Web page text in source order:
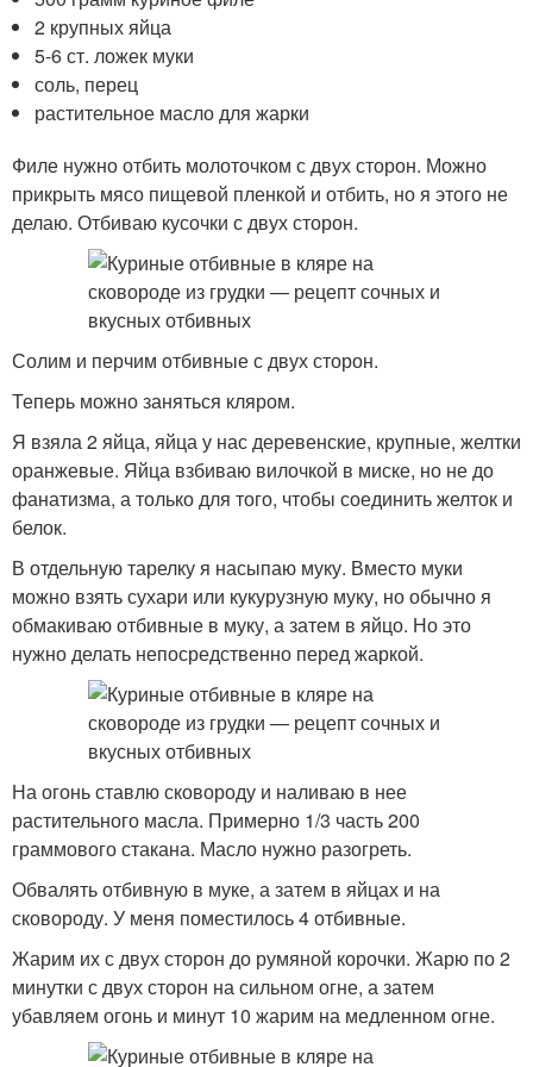
2 крупных яйца
5-6 ст. ложек муки
соль, перец
растительное масло для жарки
Филе нужно отбить молоточком с двух сторон. Можно
прикрыть мясо пищевой пленкой и отбить, но я этого не
делаю. Отбиваю кусочки с двух сторон.
Солим и перчим отбивные с двух сторон.
Теперь можно заняться кляром.
Я взяла 2 яйца, яйца у нас деревенские, крупные, желтки
оранжевые. Яйца взбиваю вилочкой в миске, но не до
фанатизма, а только для того, чтобы соединить желток и
белок.
В отдельную тарелку я насыпаю муку. Вместо муки
можно взять сухари или кукурузную муку, но обычно я
обмакиваю отбивные в муку, а затем в яйцо. Но это
нужно делать непосредственно перед жаркой.
На огонь ставлю сковороду и наливаю в нее
растительного масла. Примерно 1/3 часть 200
граммового стакана. Масло нужно разогреть.
Обвалять отбивную в муке, а затем в яйцах и на
сковороду. У меня поместилось 4 отбивные.
Жарим их с двух сторон до румяной корочки. Жарю по 2
минутки с двух сторон на сильном огне, а затем
убавляем огонь и минут 10 жарим на медленном огне.